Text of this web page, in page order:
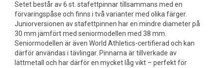
Setet består av 6 st. stafettpinnar tillsammans med en
förvaringspåse och finns i två varianter med olika färger.
Juniorversionen av stafettpinnen har en mindre diameter på
30 mm jämfört med seniormodellen med 38 mm.
Seniormodellen är även World Athletics-certifierad och kan
därför användas i tävlingar. Pinnarna är tillverkade av
lättmetall och har därför en mycket låg vikt – perfekt för